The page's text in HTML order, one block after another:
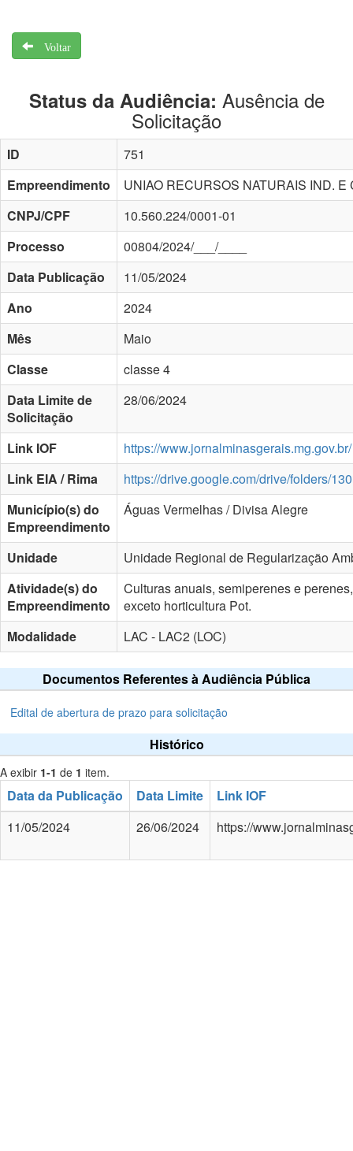
Voltar
Status da Audiência: Ausência de
Solicitação
ID
751
Empreendimento
UNIAO RECURSOS NATURAIS IND.
CNPJ/CPF
10.560.224/0001-01
Processo
00804/2024/___/____
Data Publicação
11/05/2024
Ano
2024
Mês
Maio
Classe
classe 4
Data Limite de
Solicitação
28/06/2024
Link IOF
https://www.jornalminasgerais.mg.gov.br/
Link EIA / Rima
https://drive.google.com/drive/folders/
Município(s) do
Empreendimento
Águas Vermelhas / Divisa Alegre
Unidade
Unidade Regional de Regularização
Atividade(s) do
Empreendimento
Culturas anuais, semiperenes e
exceto horticultura Pot.
Modalidade
LAC - LAC2 (LOC)
Documentos Referentes à Audiência Pública
Edital de abertura de prazo para solicitação
Histórico
A exibir 1-1 de 1 item.
Data da Publicação Data Limite
Link IOF
11/05/2024
26/06/2024 https://